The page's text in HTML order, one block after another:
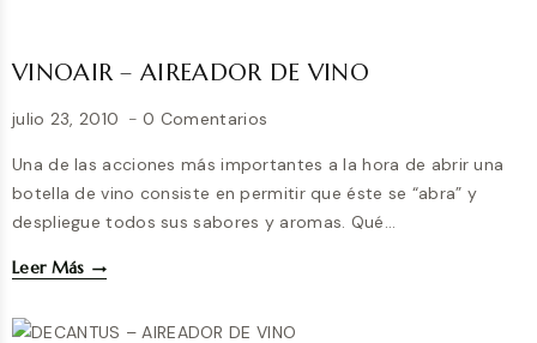
VINOAIR – AIREADOR DE VINO
julio 23, 2010 0 Comentarios
Una de las acciones más importantes a la hora de abrir una
botella de vino consiste en permitir que éste se “abra” y
despliegue todos sus sabores y aromas. Qué…
Leer MásVINOAIR
AIREADOR